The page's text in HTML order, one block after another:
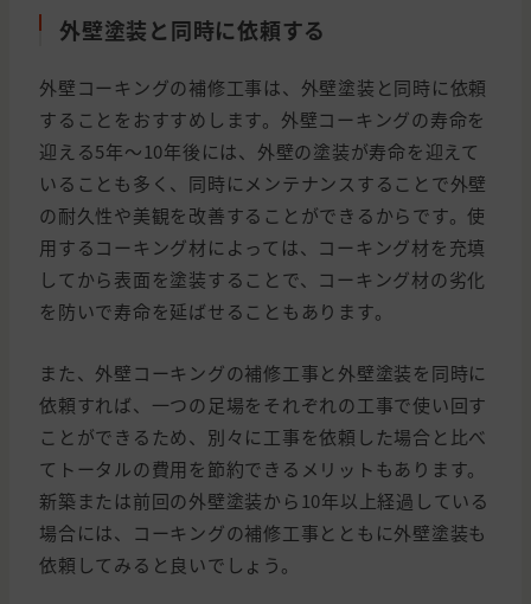
外壁塗装と同時に依頼する
外壁コーキングの補修工事は、外壁塗装と同時に依頼
することをおすすめします。外壁コーキングの寿命を
迎える5年〜10年後には、外壁の塗装が寿命を迎えて
いることも多く、同時にメンテナンスすることで外壁
の耐久性や美観を改善することができるからです。使
用するコーキング材によっては、コーキング材を充填
してから表面を塗装することで、コーキング材の劣化
を防いで寿命を延ばせることもあります。
また、外壁コーキングの補修工事と外壁塗装を同時に
依頼すれば、一つの足場をそれぞれの工事で使い回す
ことができるため、別々に工事を依頼した場合と比べ
てトータルの費用を節約できるメリットもあります。
新築または前回の外壁塗装から10年以上経過している
場合には、コーキングの補修工事とともに外壁塗装も
依頼してみると良いでしょう。